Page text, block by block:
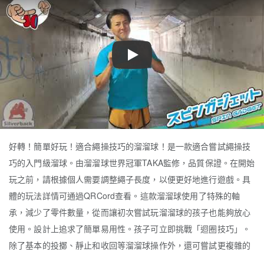
Play
好轉！簡單好玩！適合繩操技巧的溜溜球！是一款適合嘗試繩操技
巧的入門級溜球。由溜溜球世界冠軍TAKA監修，品質保證。在開始
玩之前，請根據個人需要調整繩子長度，以便更好地進行遊戲。具
體的玩法詳情可通過QRCord查看。這款溜溜球使用了特殊的軸
承，減少了零件數量，從而讓初次嘗試玩溜溜球的孩子也能夠放心
使用。設計上追求了簡單易用性。孩子可立即挑戰「迴圈技巧」。
除了基本的投擲、靜止和收回等溜溜球操作外，還可嘗試更複雜的